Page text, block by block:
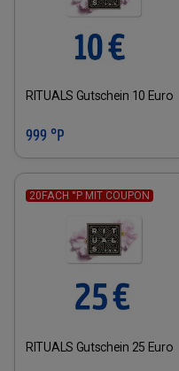
RITUALS Gutschein 10 Euro
999 °P
20FACH °P MIT COUPON
RITUALS Gutschein 25 Euro